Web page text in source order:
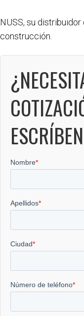
NUSS, su
construcción.